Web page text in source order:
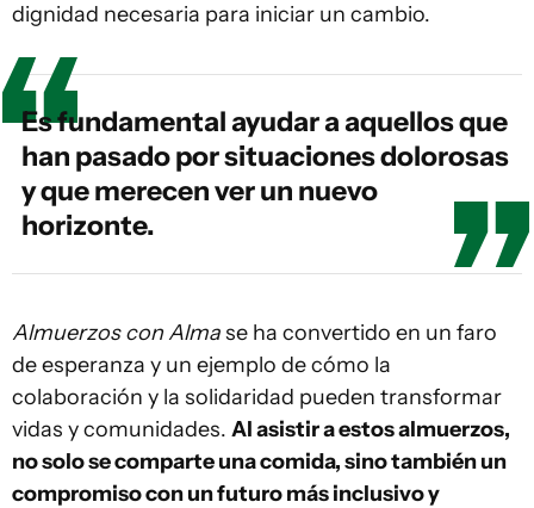
dignidad necesaria para iniciar un cambio.
Es fundamental ayudar a aquellos que
han pasado por situaciones dolorosas
y que merecen ver un nuevo
horizonte.
Almuerzos con Almase ha convertido en un faro
de esperanza y un ejemplo de cómo la
colaboración y la solidaridad pueden transformar
vidas y comunidades. Al asistir a estos almuerzos,
no solo se comparte una comida, sino también un
compromiso con un futuro más inclusivo y